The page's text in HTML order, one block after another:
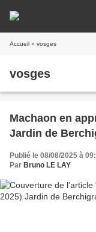
Accueil » vosges
vosges
Machaon en
Jardin de
Publié le 08/08/2025 à
Par Bruno LE LAY